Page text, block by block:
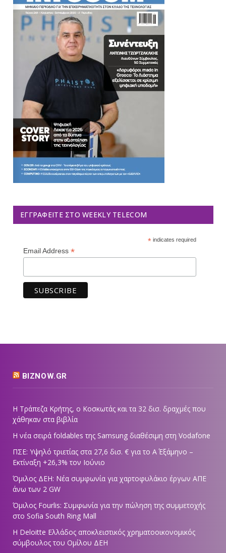
ΕΓΓΡΑΦΕΊΤΕ ΣΤΟ WEEKLY TELECOM
*indicates required
Email Address *
BIZNOW.GR
Η Τράπεζα Κρήτης, ο Κοσκωτάς και τα 32 δισ. δραχμές που
χάθηκαν στα βιβλία
Η νέα σειρά foldables της Samsung διαθέσιμη στη Vodafone
ΠΣΕ: Υψηλό τριετίας στα 27,6 δισ. € για το Α΄ Εξάμηνο –
Εκτίναξη +26,3% τον Ιούνιο
Όμιλος ΔΕΗ: Νέα συμφωνία για χαρτοφυλάκιο έργων ΑΠΕ
άνω των 2 GW
Όμιλος Fourlis: Συμφωνία για την πώληση της συμμετοχής
στο Sofia South Ring Mall
Η Deloitte Ελλάδος αποκλειστικός χρηματοοικονομικός
σύμβουλος του Ομίλου ΔΕΗ